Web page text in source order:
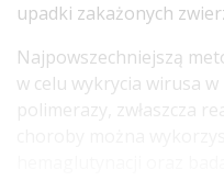
upadki zakażonych
Najpowszechniejszą
w celu wykrycia wirusa
polimerazy, zwłaszcza